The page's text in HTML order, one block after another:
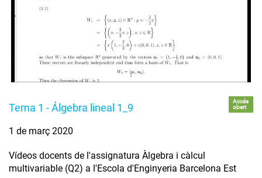
Tema 1 - Álgebra lineal 1_9
Accés
obert
1 de març 2020
Vídeos docents de l'assignatura Àlgebra i càlcul
multivariable (Q2) a l'Escola d'Enginyeria Barcelona Est